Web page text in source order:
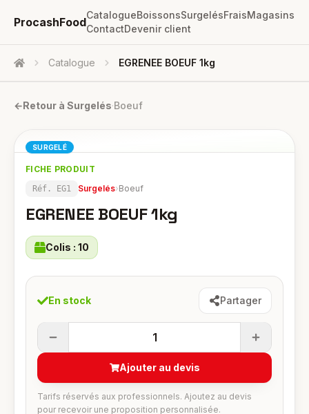
ProcashFood
CatalogueBoissonsSurgelésFraisMagasins
ContactDevenir client
Accueil Catalogue EGRENEE BOEUF 1kg
←Retour à Surgelés·Boeuf
SURGELÉ
FICHE PRODUIT
Réf. EG1 Surgelés›Boeuf
EGRENEE BOEUF 1kg
Colis : 10
En stock Partager
1
Ajouter au devis
Tarifs réservés aux professionnels. Ajoutez au devis
pour recevoir une proposition personnalisée.